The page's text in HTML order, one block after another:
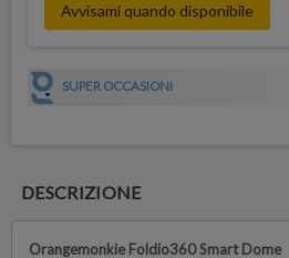
Avvisami quando disponibile
SUPER OCCASIONI
DESCRIZIONE
Orangemonkie Foldio360 Smart Dome